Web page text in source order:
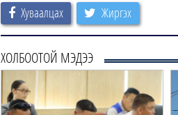
Хуваалцах Жиргэх
ХОЛБООТОЙ МЭДЭЭ